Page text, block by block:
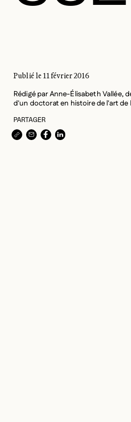
PASSION
SUZOR-COTÉ (1 DE
Publié le 11 février 2016
Rédigé par Anne-Élisabeth Vallée,
d'un doctorat en histoire de l'art de
PARTAGER
COPIER L’URL DANS LE PRESSE-
PARTAGER PAR COURRIEL
PARTAGER SUR
PARTAGER SUR